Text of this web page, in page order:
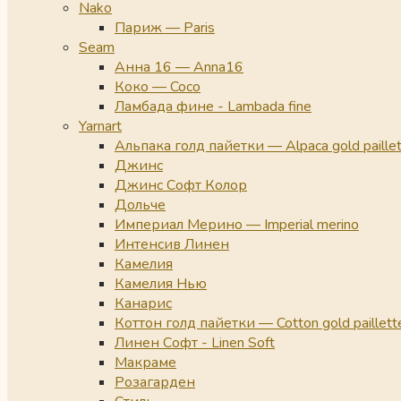
Nako
Париж — Paris
Seam
Анна 16 — Anna16
Коко — Coco
Ламбада фине - Lambada fine
Yarnart
Альпака голд пайетки — Alpaca gold
Джинс
Джинс Софт Колор
Дольче
Империал Мерино — Imperial merino
Интенсив Линен
Камелия
Камелия Нью
Канарис
Коттон голд пайетки — Cotton gold
Линен Софт - Linen Soft
Макраме
Розагарден